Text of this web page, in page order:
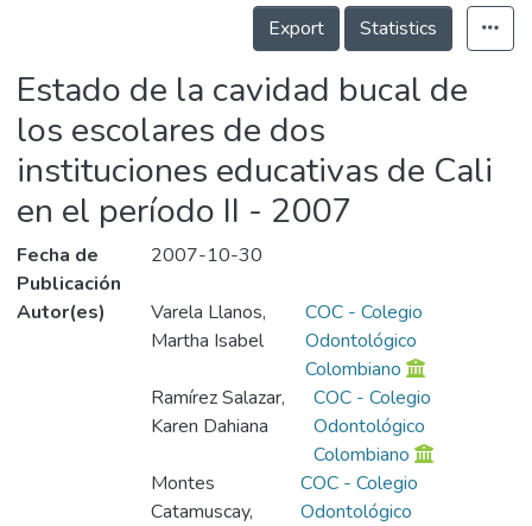
Export
Statistics
Estado de la cavidad bucal de
los escolares de dos
instituciones educativas de Cali
en el período II - 2007
Fecha de
Publicación
2007-10-30
Autor(es)
Varela Llanos,
Martha Isabel
COC - Colegio
Odontológico
Colombiano
Ramírez Salazar,
Karen Dahiana
COC - Colegio
Odontológico
Colombiano
Montes
Catamuscay,
COC - Colegio
Odontológico